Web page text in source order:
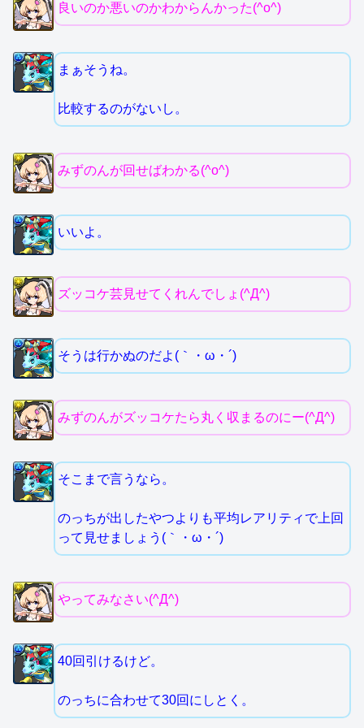
良いのか悪いのかわからんかった(^o^)
まぁそうね。
比較するのがないし。
みずのんが回せばわかる(^o^)
いいよ。
ズッコケ芸見せてくれんでしょ(^Д^)
そうは行かぬのだよ(｀・ω・´)
みずのんがズッコケたら丸く収まるのにー(^Д^)
そこまで言うなら。
のっちが出したやつよりも平均レアリティで上回
って見せましょう(｀・ω・´)
やってみなさい(^Д^)
40回引けるけど。
のっちに合わせて30回にしとく。